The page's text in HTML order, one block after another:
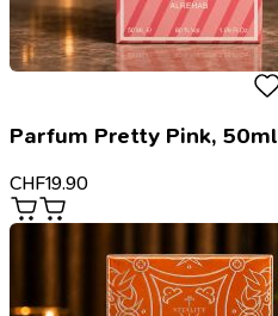
Parfum Pretty Pink, 50ml
CHF19.90